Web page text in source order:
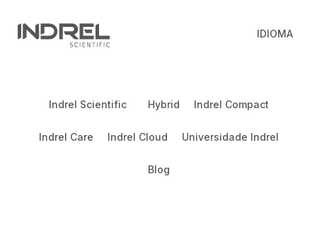
IDIOMA
Indrel Scientific Hybrid Indrel Compact
Indrel Care Indrel Cloud Universidade Indrel
Blog